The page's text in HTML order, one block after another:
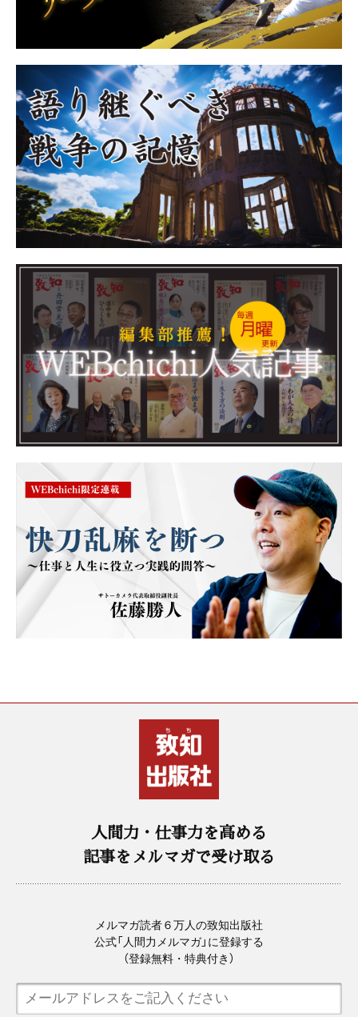
人間力・仕事力を高める
記事をメルマガで受け取る
メルマガ読者６万人の致知出版社
公式「人間力メルマガ」に登録する
（登録無料・特典付き）